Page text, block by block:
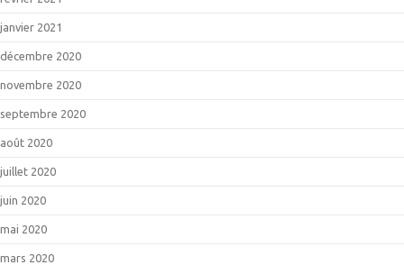
janvier 2021
décembre 2020
novembre 2020
septembre 2020
août 2020
juillet 2020
juin 2020
mai 2020
mars 2020